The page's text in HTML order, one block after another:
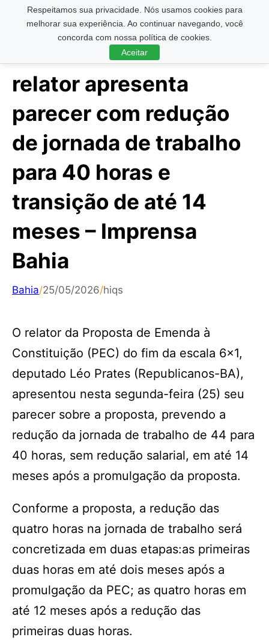
Respeitamos sua privacidade. Nós usamos cookies para
melhorar sua experiência. Ao continuar navegando, você
concorda com nossa política de cookies.
Aceitar
Pesquisar ...
relator apresenta
parecer com redução
de jornada de trabalho
para 40 horas e
transição de até 14
meses – Imprensa
Bahia
Bahia/25/05/2026/hiqs
O relator da Proposta de Emenda à
Constituição (PEC) do fim da escala 6×1,
deputado Léo Prates (Republicanos-BA),
apresentou nesta segunda-feira (25) seu
parecer sobre a proposta, prevendo a
redução da jornada de trabalho de 44 para
40 horas, sem redução salarial, em até 14
meses após a promulgação da proposta.
Conforme a proposta, a redução das
quatro horas na jornada de trabalho será
concretizada em duas etapas:as primeiras
duas horas em até dois meses após a
promulgação da PEC; as quatro horas em
até 12 meses após a redução das
primeiras duas horas.